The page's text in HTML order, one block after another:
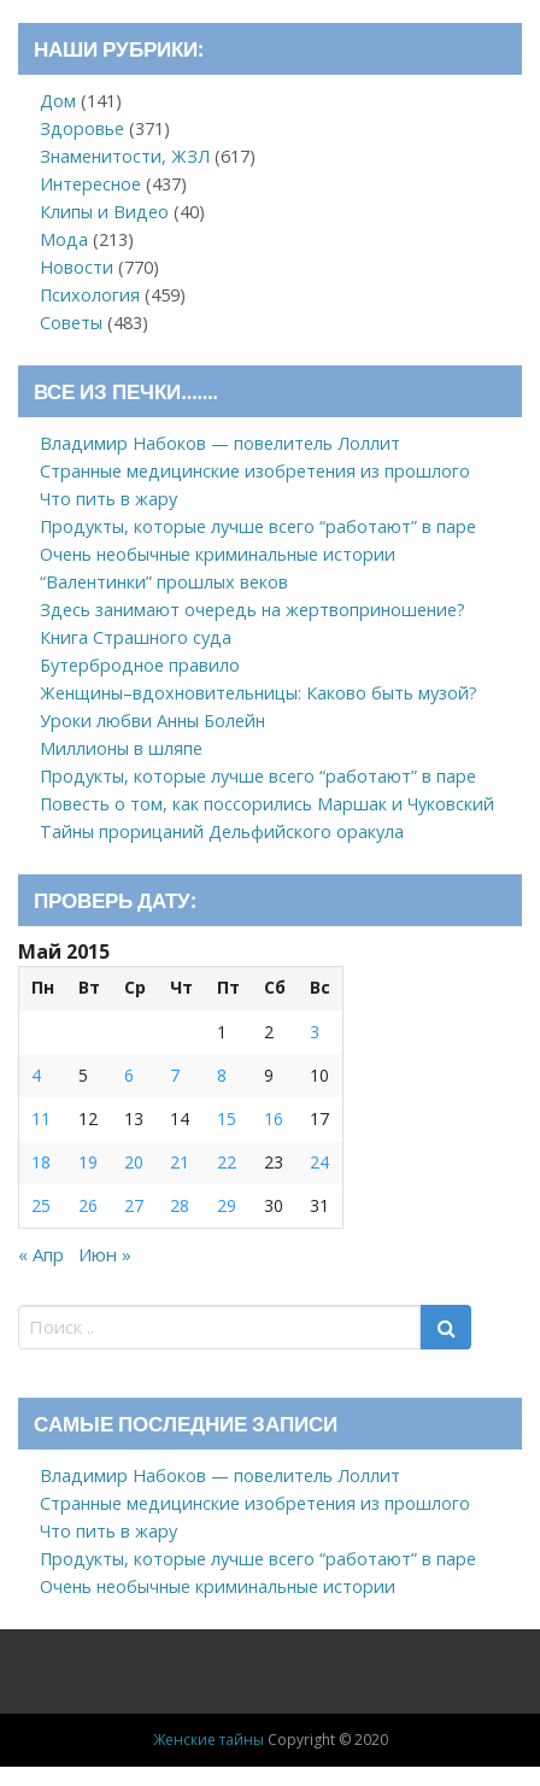
НАШИ РУБРИКИ:
Дом (141)
Здоровье (371)
Знаменитости, ЖЗЛ (617)
Интересное (437)
Клипы и Видео (40)
Мода (213)
Новости (770)
Психология (459)
Советы (483)
ВСЕ ИЗ ПЕЧКИ…….
Владимир Набоков — повелитель Лоллит
Странные медицинские изобретения из прошлого
Что пить в жару
Продукты, которые лучше всего “работают” в паре
Очень необычные криминальные истории
“Валентинки” прошлых веков
Здесь занимают очередь на жертвоприношение?
Книга Страшного суда
Бутербродное правило
Женщины–вдохновительницы: Каково быть музой?
Уроки любви Анны Болейн
Миллионы в шляпе
Продукты, которые лучше всего “работают” в паре
Повесть о том, как поссорились Маршак и Чуковский
Тайны прорицаний Дельфийского оракула
ПРОВЕРЬ ДАТУ:
Май 2015
Пн Вт Ср Чт Пт Сб
Вс
1
2
3
4
5 6 7 8 9
10
11
12 13 14 15 16
17
18
19 20 21 22 23
24
25
26 27 28 29 30 31
« Апр Июн »
САМЫЕ ПОСЛЕДНИЕ ЗАПИСИ
Владимир Набоков — повелитель Лоллит
Странные медицинские изобретения из прошлого
Что пить в жару
Продукты, которые лучше всего “работают” в паре
Очень необычные криминальные истории
Женские тайны Copyright © 2020
Новости Знаменитости, ЖЗЛ Здоровье Дом Мода